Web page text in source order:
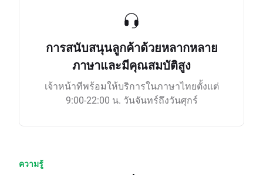
การสนับสนุนลูกค้าด้วยหลากหลาย
ภาษาและมีคุณสมบัติสูง
เจ้าหน้าทีพร้อมให้บริการในภาษาไทยตั้งแต่
9:00-22:00 น. วันจันทร์ถึงวันศุกร์
ความรู้